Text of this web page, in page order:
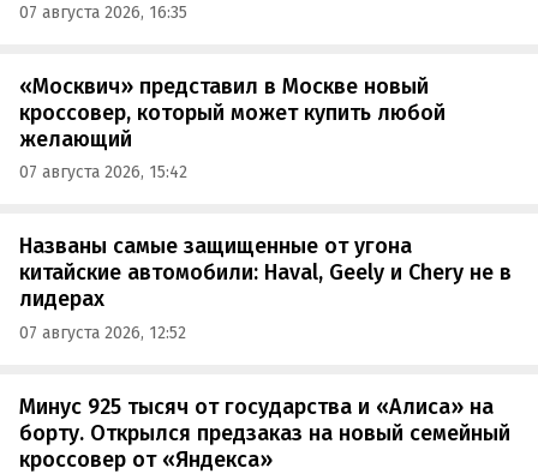
07 августа 2026, 16:35
«Москвич» представил в Москве новый
кроссовер, который может купить любой
желающий
07 августа 2026, 15:42
Названы самые защищенные от угона
китайские автомобили: Haval, Geely и Chery не в
лидерах
07 августа 2026, 12:52
Минус 925 тысяч от государства и «Алиса» на
борту. Открылся предзаказ на новый семейный
кроссовер от «Яндекса»